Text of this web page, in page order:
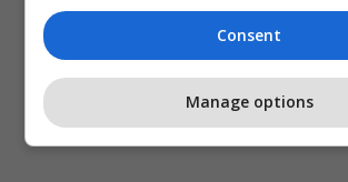
Glps
Consent
Manage options